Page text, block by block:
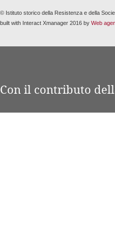
© Istituto storico della Resistenza e della
built with Interact Xmanager 2016 by Web
Con il contributo